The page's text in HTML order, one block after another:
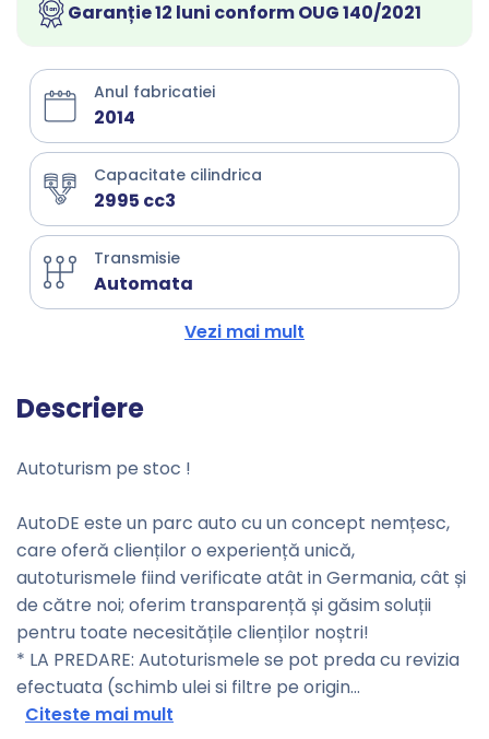
Garanție 12 luni conform OUG 140/2021
Anul fabricatiei
2014
Capacitate cilindrica
2995 cc3
Transmisie
Automata
Vezi mai mult
Descriere
Autoturism pe stoc !
AutoDE este un parc auto cu un concept nemțesc,
care oferă clienților o experiență unică,
autoturismele fiind verificate atât in Germania, cât și
de către noi; oferim transparență și găsim soluții
pentru toate necesitățile clienților noștri!
* LA PREDARE: Autoturismele se pot preda cu revizia
efectuata (schimb ulei si filtre pe origin...
Citeste mai mult